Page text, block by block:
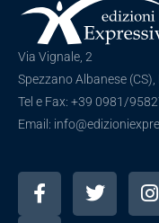
Via Vignale, 2
Spezzano Albanese
Tel e Fax: +39 0981/
Email: